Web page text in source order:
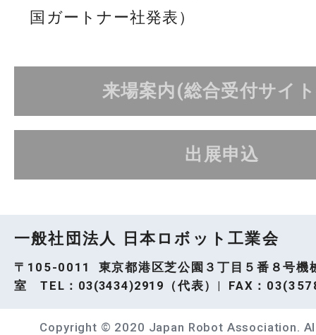
国ガートナー社発表）
来場案内(総合受付サイ
出展申込
一般社団法人 日本ロボット工業会
〒105-0011 東京都港区芝公園３丁目５番８号機
室 TEL： 03(3434)2919 （代表）| FAX：
Copyright © 2020 Japan Robot Association.